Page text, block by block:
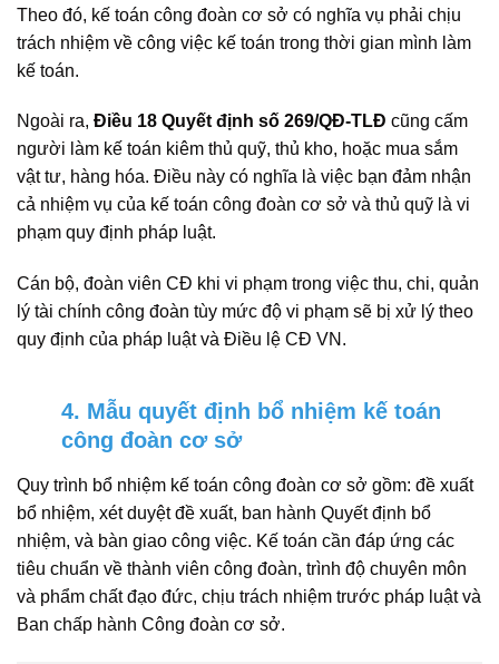
Theo đó, kế toán công đoàn cơ sở có nghĩa vụ phải chịu
trách nhiệm về công việc kế toán trong thời gian mình làm
kế toán.
Ngoài ra, Điều 18 Quyết định số 269/QĐ-TLĐ cũng cấm
người làm kế toán kiêm thủ quỹ, thủ kho, hoặc mua sắm
vật tư, hàng hóa. Điều này có nghĩa là việc bạn đảm nhận
cả nhiệm vụ của kế toán công đoàn cơ sở và thủ quỹ là vi
phạm quy định pháp luật.
Cán bộ, đoàn viên CĐ khi vi phạm trong việc thu, chi, quản
lý tài chính công đoàn tùy mức độ vi phạm sẽ bị xử lý theo
quy định của pháp luật và Điều lệ CĐ VN.
4. Mẫu quyết định bổ nhiệm kế toán
công đoàn cơ sở
Quy trình bổ nhiệm kế toán công đoàn cơ sở gồm: đề xuất
bổ nhiệm, xét duyệt đề xuất, ban hành Quyết định bổ
nhiệm, và bàn giao công việc. Kế toán cần đáp ứng các
tiêu chuẩn về thành viên công đoàn, trình độ chuyên môn
và phẩm chất đạo đức, chịu trách nhiệm trước pháp luật và
Ban chấp hành Công đoàn cơ sở.